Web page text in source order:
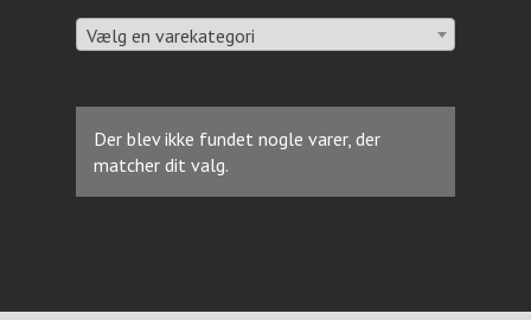
Vælg en varekategori
Der blev ikke fundet nogle varer, der
matcher dit valg.